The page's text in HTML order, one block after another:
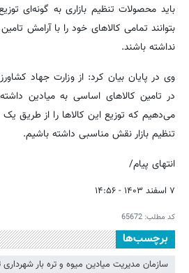
باید محصولات تنظیم بازاری به گونه‌ای
بتوانند تمامی کالاهای خود را با آرامش
نداشته باشند.
وی در پایان بیان کرد: از وزارت جهاد
در تامین کالاهای اساسی به میادین
می‌دهیم که توزیع این کالاها را از طریق
تنظیم بازار نقش مناسبی داشته باشیم.
انتهای پیام/
۷ اسفند ۱۴۰۳ - ۱۴:۵۶
کد مطلب: 65672
برچسب‌ها
سازمان مدیریت میادین میوه و تره بار شهرداری